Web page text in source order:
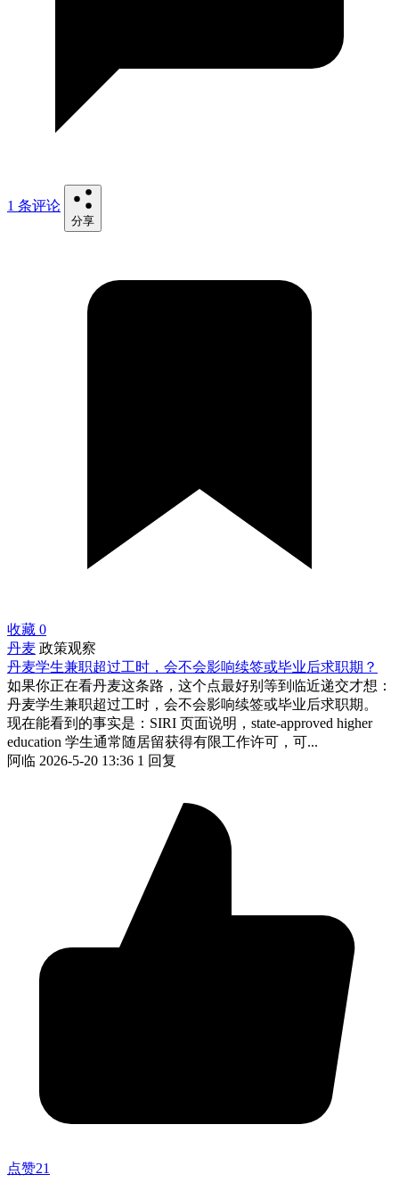
1 条评论
分享
收藏 0
丹麦 政策观察
丹麦学生兼职超过工时，会不会影响续签或毕业后求职期？
如果你正在看丹麦这条路，这个点最好别等到临近递交才想：
丹麦学生兼职超过工时，会不会影响续签或毕业后求职期。
现在能看到的事实是：SIRI 页面说明，state-approved higher
education 学生通常随居留获得有限工作许可，可...
阿临 2026-5-20 13:36 1 回复
点赞21